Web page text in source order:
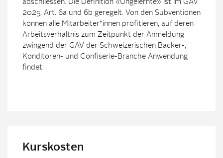
abschliessen. Die Definition «Ungelernte» ist im GAV
2025, Art. 6a und 6b geregelt. Von den Subventionen
können alle Mitarbeiter*innen profitieren, auf deren
Arbeitsverhältnis zum Zeitpunkt der Anmeldung
zwingend der GAV der Schweizerischen Bäcker-,
Konditoren- und Confiserie-Branche Anwendung
findet.
Kurskosten